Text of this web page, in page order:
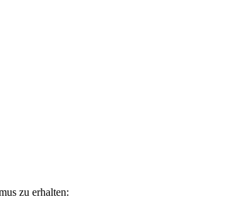
zu erhalten: